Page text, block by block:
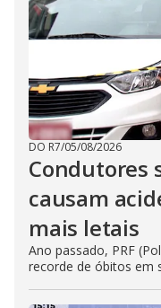
DO R7/05/08/2026
Condutores
causam
mais letais
Ano passado, PRF
recorde de óbitos em